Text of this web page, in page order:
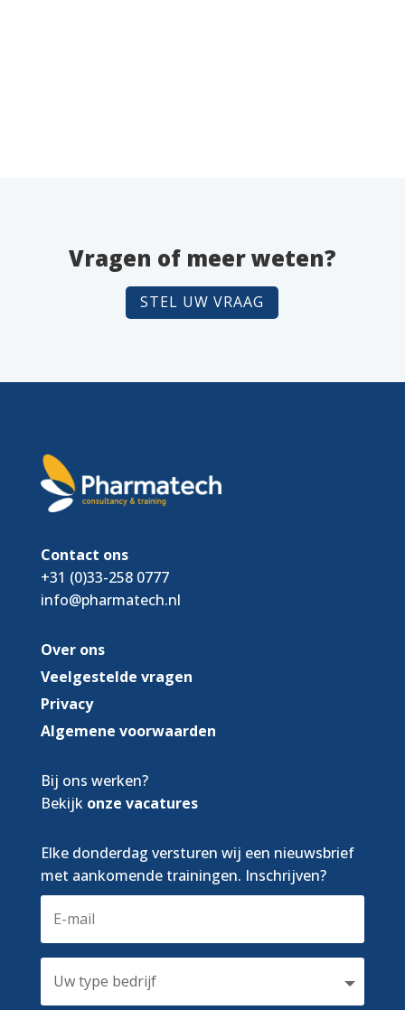
Vragen of meer weten?
STEL UW VRAAG
Contact ons
+31 (0)33-258 0777
info@pharmatech.nl
Over ons
Veelgestelde vragen
Privacy
Algemene voorwaarden
Bij ons werken?
Bekijk onze vacatures
Elke donderdag versturen wij een nieuwsbrief
met aankomende trainingen. Inschrijven?